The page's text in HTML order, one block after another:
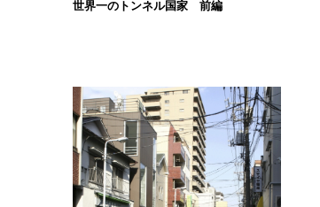
世界一のトンネル国家 前編